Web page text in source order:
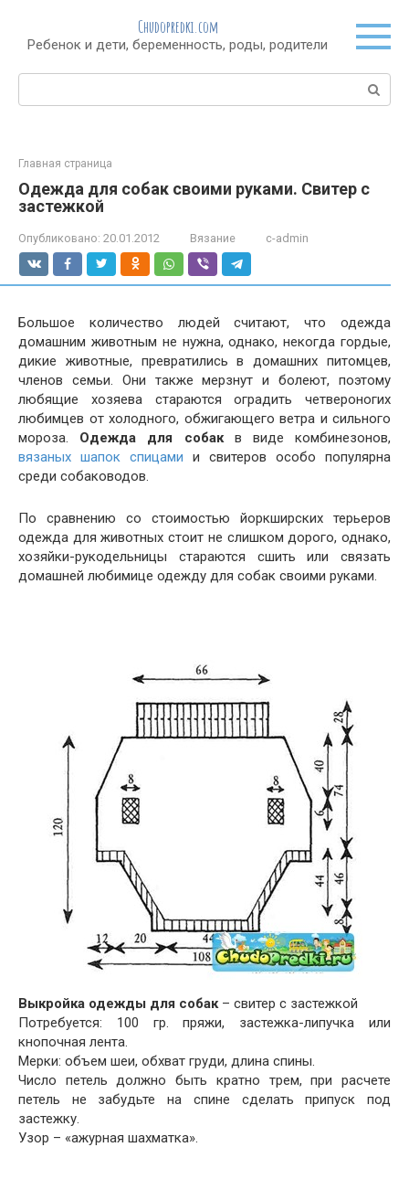
контенту
Chudopredki.com
Ребенок и дети, беременность, роды, родители
Поиск:
Главная страница
Одежда для собак своими руками. Свитер с
застежкой
Опубликовано: 20.01.2012 Вязание c-admin
Большое количество людей считают, что одежда
домашним животным не нужна, однако, некогда гордые,
дикие животные, превратились в домашних питомцев,
членов семьи. Они также мерзнут и болеют, поэтому
любящие хозяева стараются оградить четвероногих
любимцев от холодного, обжигающего ветра и сильного
мороза. Одежда для собакв виде комбинезонов,
вязаных шапок спицами и свитеров особо популярна
среди собаководов.
По сравнению со стоимостью йоркширских терьеров
одежда для животных стоит не слишком дорого, однако,
хозяйки-рукодельницы стараются сшить или связать
домашней любимице одежду для собак своими руками.
Выкройка одежды для собак– свитер с застежкой
Потребуется: 100 гр. пряжи, застежка-липучка или
кнопочная лента.
Мерки: объем шеи, обхват груди, длина спины.
Число петель должно быть кратно трем, при расчете
петель не забудьте на спине сделать припуск под
застежку.
Узор – «ажурная шахматка».